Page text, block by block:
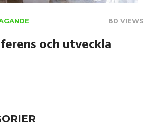
80 VIEWS
och utveckla